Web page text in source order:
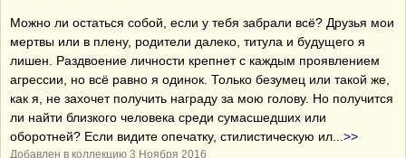
Можно ли остаться собой, если у тебя забрали всё? Друзья мои
мертвы или в плену, родители далеко, титула и будущего я
лишен. Раздвоение личности крепнет с каждым проявлением
агрессии, но всё равно я одинок. Только безумец или такой же,
как я, не захочет получить награду за мою голову. Но получится
ли найти близкого человека среди сумасшедших или
оборотней? Если видите опечатку, стилистическую ил
>>
Добавлен в коллекцию 3 Ноября 2016